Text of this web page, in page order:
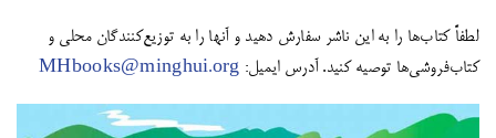
لطفاً کتاب‌ها را به این ناشر سفارش دهید و آنها را به توزیع‌کنندگان محلی و
کتاب‌فروشی‌ها توصیه کنید. آدرس ایمیل: MHbooks@minghui.org